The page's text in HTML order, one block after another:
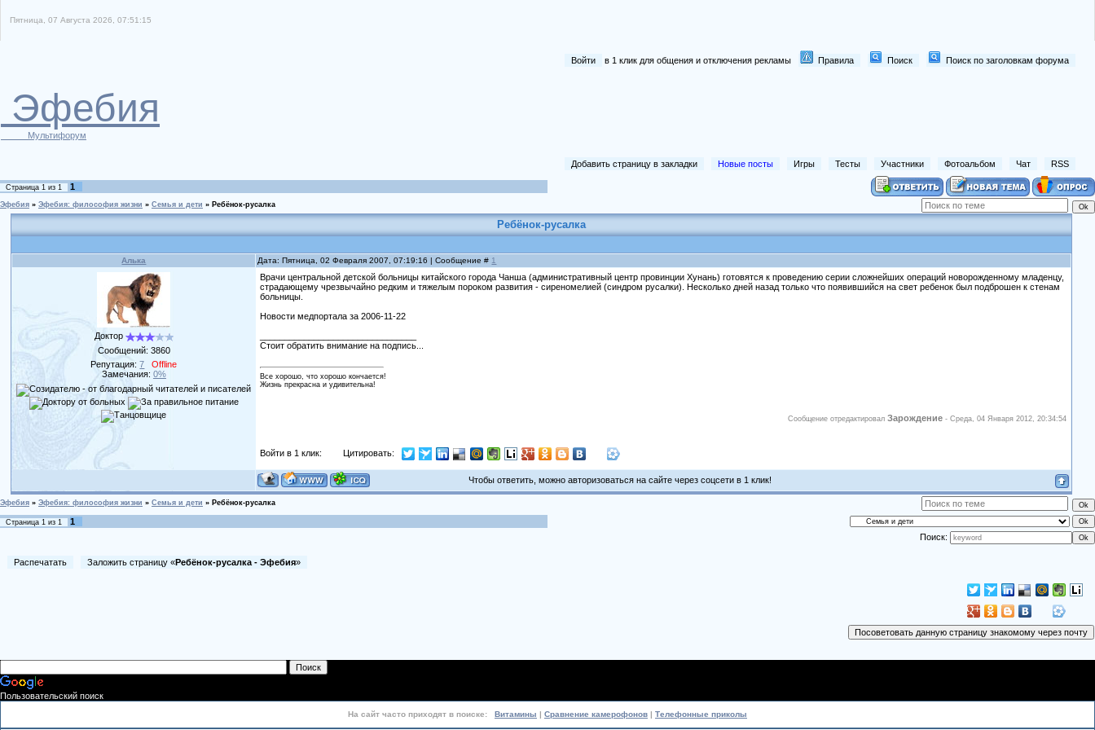
Пятница, 07 Августа 2026, 07:51:15
Войти в 1 клик для общения и отключения рекламы Правила Поиск Поиск по заголовкам форума
Эфебия
Мультифорум
Добавить страницу в закладки Новые посты Игры Тесты Участники Фотоальбом Чат RSS
Страница 1 из 1 1
Эфебия » Эфебия: философия жизни » Семья и дети » Ребёнок-русалка
Ребёнок-русалка
Алька Дата: Пятница, 02 Февраля 2007, 07:19:16 | Сообщение # 1
Доктор
Сообщений: 3860
Репутация:7
Offline
Замечания: 0%
Врачи центральной детской больницы китайского города Чанша (административный центр провинции Хунань) готовятся к проведению серии сложнейших операций новорожденному младенцу,
страдающему чрезвычайно редким и тяжелым пороком развития - сиреномелией (синдром русалки). Несколько дней назад только что появившийся на свет ребенок был подброшен к стенам
больницы.
Новости медпортала за 2006-11-22
Стоит обратить внимание на подпись...
Все хорошо, что хорошо кончается!
Жизнь прекрасна и удивительна!
Сообщение отредактировалЗарождение -Среда, 04 Января 2012, 20:34:54
Войти в 1 клик: Цитировать:
Чтобы ответить, можно авторизоваться на сайте через соцсети в 1 клик!
Эфебия » Эфебия: философия жизни » Семья и дети » Ребёнок-русалка
Страница 1 из 1
1
Поиск:
Распечатать Заложить страницу «Ребёнок-русалка - Эфебия»
Пользовательский поиск
На сайт часто приходят в поиске: Витамины | Сравнение камерофонов | Телефонные приколы